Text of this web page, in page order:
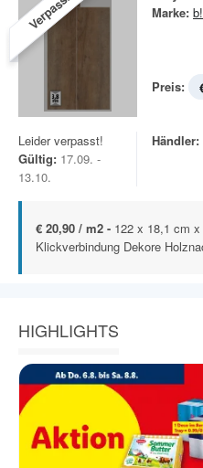
Verpasst! Marke:
Preis:
Leider verpasst!
Gültig: 17.09. -
13.10.
Händler:
€ 20,90 / m2 - 122 x 18,1 cm
Klickverbindung Dekore
HIGHLIGHTS